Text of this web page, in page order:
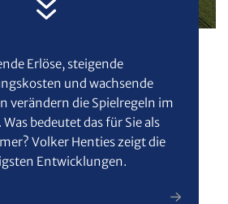
Erlöse, steigende
und wachsende
verändern die Spielregeln im
bedeutet das für Sie als
Volker Henties zeigt die
Entwicklungen.